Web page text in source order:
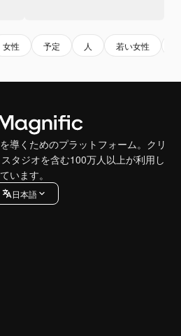
女性 予定 人 若い女性
導くためのプラットフォーム。クリ
タジオを含む100万人以上が利用し
ています。
日本語